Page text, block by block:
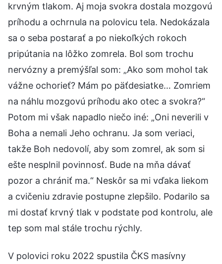
krvným tlakom. Aj moja svokra dostala mozgovú
príhodu a ochrnula na polovicu tela. Nedokázala
sa o seba postarať a po niekoľkých rokoch
pripútania na lôžko zomrela. Bol som trochu
nervózny a premýšľal som: „Ako som mohol tak
vážne ochorieť? Mám po päťdesiatke… Zomriem
na náhlu mozgovú príhodu ako otec a svokra?“
Potom mi však napadlo niečo iné: „Oni neverili v
Boha a nemali Jeho ochranu. Ja som veriaci,
takže Boh nedovolí, aby som zomrel, ak som si
ešte nesplnil povinnosť. Bude na mňa dávať
pozor a chrániť ma.“ Neskôr sa mi vďaka liekom
a cvičeniu zdravie postupne zlepšilo. Podarilo sa
mi dostať krvný tlak v podstate pod kontrolu, ale
tep som mal stále trochu rýchly.
V polovici roku 2022 spustila ČKS masívny